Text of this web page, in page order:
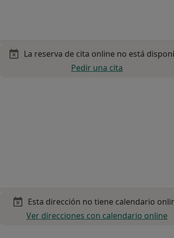
La reserva de cita online no está
Pedir una cita
Esta dirección no tiene calendario
Ver direcciones con calendario online